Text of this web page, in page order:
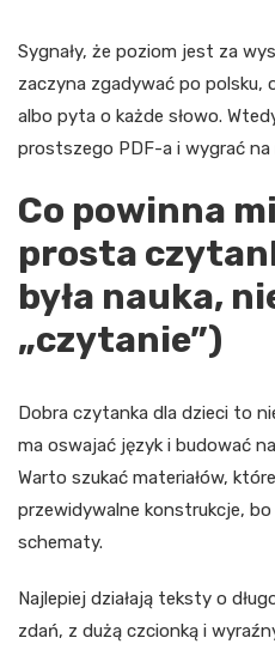
Sygnały, że poziom jest za
zaczyna zgadywać po polsku,
albo pyta o każde słowo.
prostszego PDF-a i wygrać na
Co powinna
prosta
była nauka,
„czytanie”)
Dobra czytanka dla dzieci to
ma oswajać język i budować
Warto szukać materiałów,
przewidywalne konstrukcje, bo
schematy.
Najlepiej działają teksty o
zdań, z dużą czcionką i